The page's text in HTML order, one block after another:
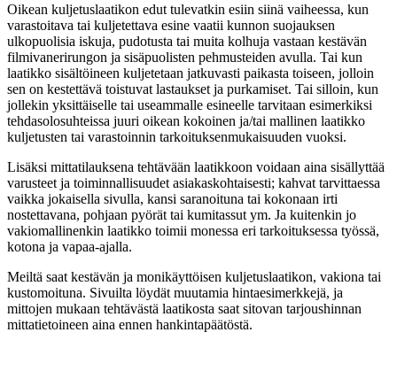
Oikean kuljetuslaatikon edut tulevatkin esiin siinä vaiheessa, kun
varastoitava tai kuljetettava esine vaatii kunnon suojauksen
ulkopuolisia iskuja, pudotusta tai muita kolhuja vastaan kestävän
filmivanerirungon ja sisäpuolisten pehmusteiden avulla. Tai kun
laatikko sisältöineen kuljetetaan jatkuvasti paikasta toiseen, jolloin
sen on kestettävä toistuvat lastaukset ja purkamiset. Tai silloin, kun
jollekin yksittäiselle tai useammalle esineelle tarvitaan esimerkiksi
tehdasolosuhteissa juuri oikean kokoinen ja/tai mallinen laatikko
kuljetusten tai varastoinnin tarkoituksenmukaisuuden vuoksi.
Lisäksi mittatilauksena tehtävään laatikkoon voidaan aina sisällyttää
varusteet ja toiminnallisuudet asiakaskohtaisesti; kahvat tarvittaessa
vaikka jokaisella sivulla, kansi saranoituna tai kokonaan irti
nostettavana, pohjaan pyörät tai kumitassut ym. Ja kuitenkin jo
vakiomallinenkin laatikko toimii monessa eri tarkoituksessa työssä,
kotona ja vapaa-ajalla.
Meiltä saat kestävän ja monikäyttöisen kuljetuslaatikon, vakiona tai
kustomoituna. Sivuilta löydät muutamia hintaesimerkkejä, ja
mittojen mukaan tehtävästä laatikosta saat sitovan tarjoushinnan
mittatietoineen aina ennen hankintapäätöstä.